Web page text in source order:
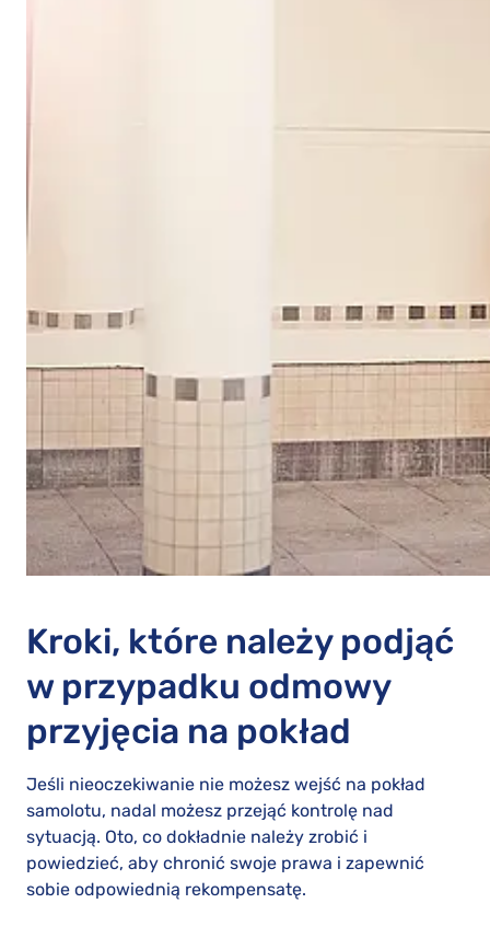
Kroki, które należy podjąć
w przypadku odmowy
przyjęcia na pokład
Jeśli nieoczekiwanie nie możesz wejść na pokład
samolotu, nadal możesz przejąć kontrolę nad
sytuacją. Oto, co dokładnie należy zrobić i
powiedzieć, aby chronić swoje prawa i zapewnić
sobie odpowiednią rekompensatę.